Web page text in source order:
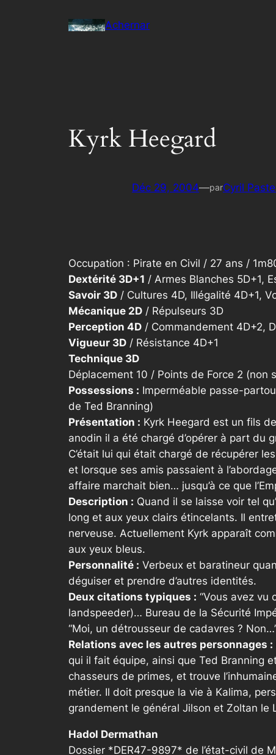
Achernar
Kyrk Heegard
Déc 29, 2004—parCyril
Occupation : Pirate en Civil / 27 ans /
Dextérité 3D+1 / Armes Blanches 5D+1,
Savoir 3D / Cultures 4D, Illégalité 4D+1,
Mécanique 2D / Répulseurs 3D
Perception 4D / Commandement 4D+2,
Vigueur 3D / Résistance 4D+1
Technique 3D
Déplacement 10 / Points de Force 2 (non
Possessions : Imperméable passe-
de Ted Branning)
Présentation : Kyrk Heegard est un fils
anodin il a été chargé d’opérer à part du
C’était lui qui était chargé de récupérer
et lorsque ses amis passaient à
affaire marchait bien… jusqu’à ce que
Description : Quand il se laisse voir tel
long et aux yeux clairs étincelants. Il
nerveuse. Actuellement Kyrk apparaît
aux yeux bleus.
Personnalité : Verbeux et baratineur
déguiser et prendre d’autres identités.
Deux citations typiques : “Vous avez vu
landspeeder)… Bureau de la Sécurité
“Moi, un détrousseur de cadavres ?
Relations avec les autres personnages :
qui il fait équipe, ainsi que Ted Branning
chasseurs de primes, et trouve
métier. Il doit presque la vie à Kalima,
grandement le général Jilson et Zoltan le
Hadol Dermathan
Dossier *DER47-9897* de l’état-civil de